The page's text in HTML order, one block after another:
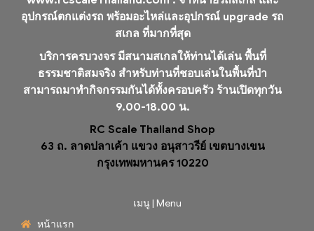
อุปกรณ์ตกแต่งรถ พร้อมอะไหล่และอุปกรณ์ upgrade รถ
สเกล ที่มากที่สุด
บริการครบวงจร มีสนามสเกลให้ท่านได้เล่น พื้นที่
ธรรมชาติสมจริง สำหรับท่านที่ชอบเล่นในพื้นที่ป่า
สามารถมาทำกิจกรรมกันได้ทั้งครอบครัว ร้านเปิดทุกวัน
9.00-18.00 น.
RC Scale Thailand Shop
63 ถ. ลาดปลาเค้า แขวง อนุสาวรีย์ เขตบางเขน
กรุงเทพมหานคร 10220
เมนู | Menu
หน้าแรก